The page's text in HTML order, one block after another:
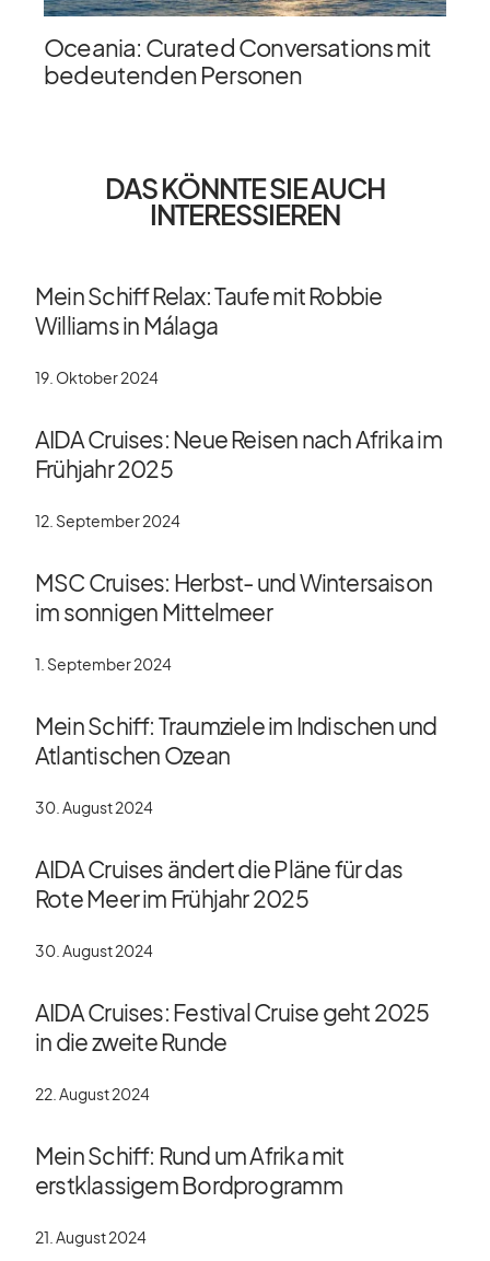
Oceania: Curated Conversations mit
bedeutenden Personen
DAS KÖNNTE SIE AUCH
INTERESSIEREN
Mein Schiff Relax: Taufe mit Robbie
Williams in Málaga
19. Oktober 2024
AIDA Cruises: Neue Reisen nach Afrika im
Frühjahr 2025
12. September 2024
MSC Cruises: Herbst- und Wintersaison
im sonnigen Mittelmeer
1. September 2024
Mein Schiff: Traumziele im Indischen und
Atlantischen Ozean
30. August 2024
AIDA Cruises ändert die Pläne für das
Rote Meer im Frühjahr 2025
30. August 2024
AIDA Cruises: Festival Cruise geht 2025
in die zweite Runde
22. August 2024
Mein Schiff: Rund um Afrika mit
erstklassigem Bordprogramm
21. August 2024